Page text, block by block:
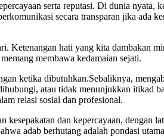
serta reputasi. Di dunia nyata,
secara transparan jika ada
hati yang kita dambakan
membawa kedamaian sejati.
ketika dibutuhkan.Sebaliknya,
atau tidak menunjukkan itikad
relasi sosial dan profesional.
dan kepercayaan, dengan
adab berhutang adalah pondasi